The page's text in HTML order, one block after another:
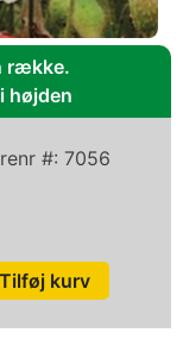
#: 7056
række.
højden